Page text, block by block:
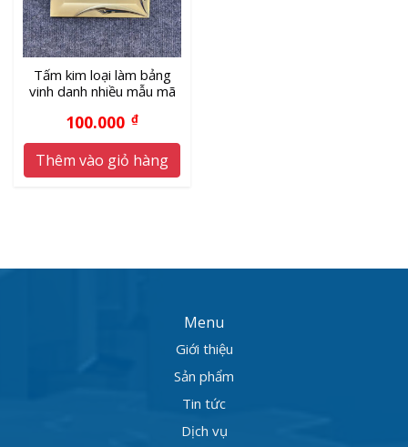
Tấm kim loại làm bảng
vinh danh nhiều mẫu mã
100.000 ₫
Thêm vào giỏ hàng
Menu
Giới thiệu
Sản phẩm
Tin tức
Dịch vụ